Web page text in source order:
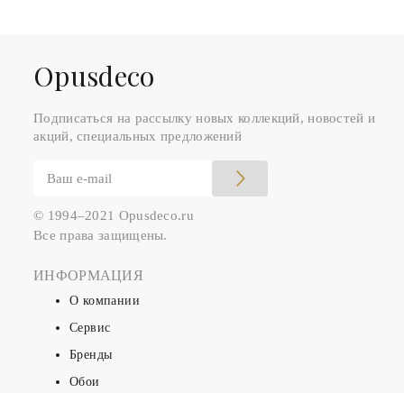
Оpusdeco
Подписаться на рассылку новых коллекций, новостей и
акций, специальных предложений
© 1994–2021 Opusdeco.ru
Все права защищены.
ИНФОРМАЦИЯ
О компании
Сервис
Бренды
Обои